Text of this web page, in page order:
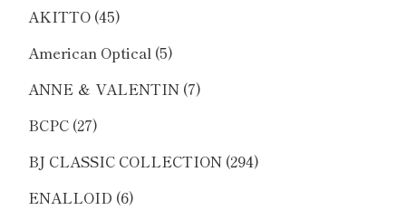
AKITTO (45)
American Optical (5)
ANNE ＆ VALENTIN (7)
BCPC (27)
BJ CLASSIC COLLECTION (294)
ENALLOID (6)